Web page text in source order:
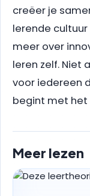
creëer je
lerende
meer over
leren zelf. Niet
voor iedereen
begint met het
Meer lezen